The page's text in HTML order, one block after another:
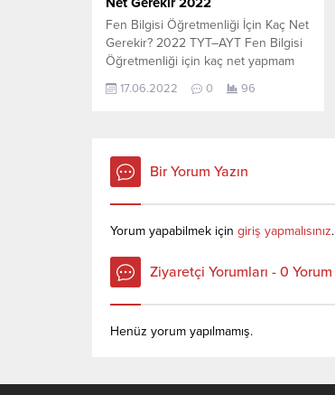
Fen Bilgisi Öğretmenliği İçin Kaç Net
Gerekir? 2022 TYT–AYT Fen Bilgisi
Öğretmenliği için kaç net yapmam
aşağıdan öğrenebilirsiniz. Bu veriler
Sihirbazı, YKS-TYT Net Sihirbazı.
Sayfamızdaki verilerin tamamı
YÖK tarafından yayınlanmış olan en
son güncel netlerdir. YÖKATLAS-
17.06.2022 0 96
Bir Yorum Yazın
Yorum yapabilmek için giriş yapmalısınız.
Ziyaretçi Yorumları - 0 Yorum
Henüz yorum yapılmamış.